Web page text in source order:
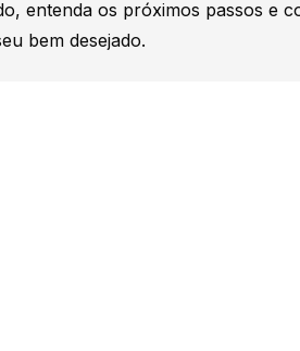
entenda os próximos passos e
bem desejado.